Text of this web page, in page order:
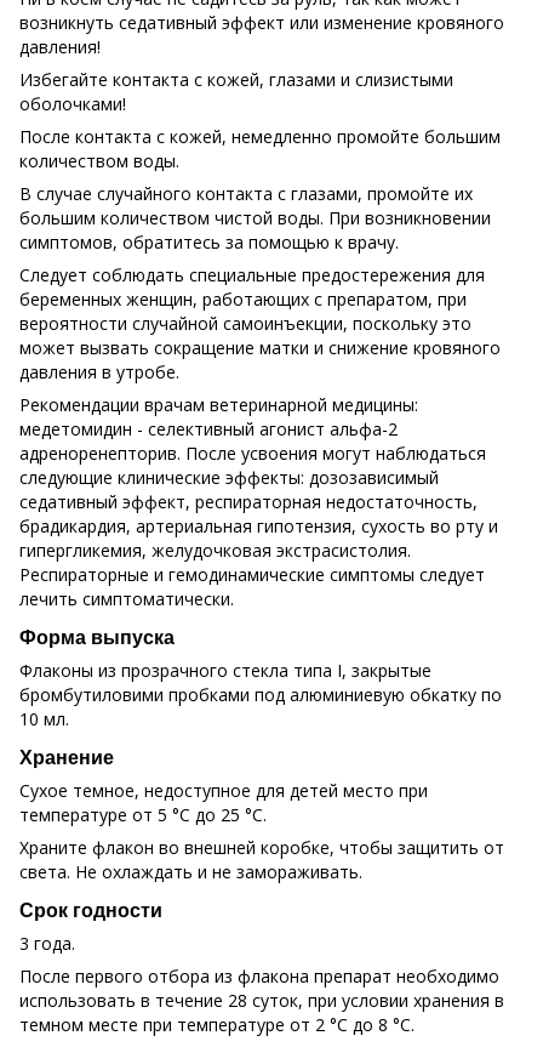
возникнуть седативный эффект или изменение кровяного
давления!
Избегайте контакта с кожей, глазами и слизистыми
оболочками!
После контакта с кожей, немедленно промойте большим
количеством воды.
В случае случайного контакта с глазами, промойте их
большим количеством чистой воды. При возникновении
симптомов, обратитесь за помощью к врачу.
Следует соблюдать специальные предостережения для
беременных женщин, работающих с препаратом, при
вероятности случайной самоинъекции, поскольку это
может вызвать сокращение матки и снижение кровяного
давления в утробе.
Рекомендации врачам ветеринарной медицины:
медетомидин - селективный агонист альфа-2
адреноренепторив. После усвоения могут наблюдаться
следующие клинические эффекты: дозозависимый
седативный эффект, респираторная недостаточность,
брадикардия, артериальная гипотензия, сухость во рту и
гипергликемия, желудочковая экстрасистолия.
Респираторные и гемодинамические симптомы следует
лечить симптоматически.
Форма выпуска
Флаконы из прозрачного стекла типа I, закрытые
бромбутиловими пробками под алюминиевую обкатку по
10 мл.
Хранение
Сухое темное, недоступное для детей место при
температуре от 5 °С до 25 °С.
Храните флакон во внешней коробке, чтобы защитить от
света. Не охлаждать и не замораживать.
Срок годности
3 года.
После первого отбора из флакона препарат необходимо
использовать в течение 28 суток, при условии хранения в
темном месте при температуре от 2 °С до 8 °С.